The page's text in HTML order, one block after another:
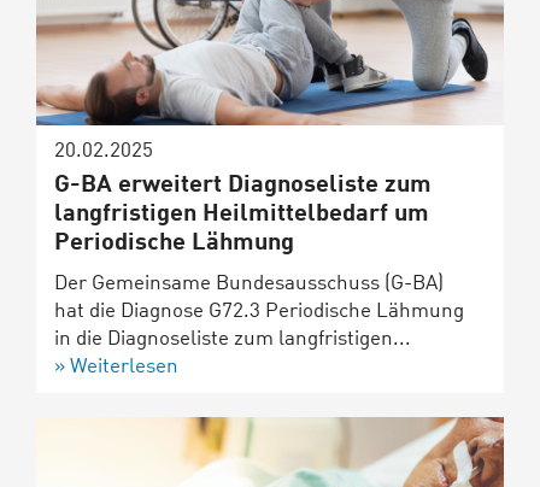
20.02.2025
G-BA erweitert Diagnoseliste zum
langfristigen Heilmittelbedarf um
Periodische Lähmung
Der Gemeinsame Bundesausschuss (G-BA)
hat die Diagnose G72.3 Periodische Lähmung
in die Diagnoseliste zum langfristigen...
Weiterlesen